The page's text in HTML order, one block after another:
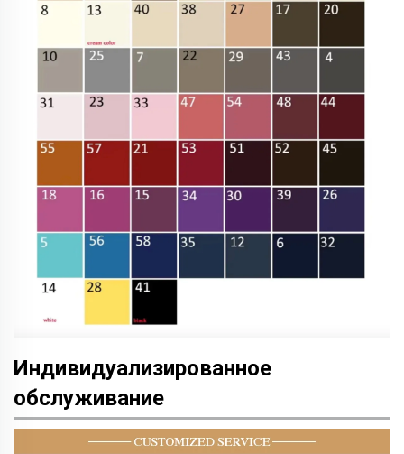
Индивидуализированное
обслуживание